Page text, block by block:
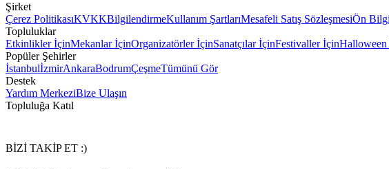
Şirket
Çerez PolitikasıKVKKBilgilendirmeKullanım ŞartlarıMesafeli Satış SözleşmesiÖn
Topluluklar
Etkinlikler İçinMekanlar İçinOrganizatörler İçinSanatçılar İçinFestivaller İçinHalloween
Popüler Şehirler
İstanbulİzmirAnkaraBodrumÇeşmeTümünü Gör
Destek
Yardım MerkeziBize Ulaşın
Topluluğa Katıl
BİZİ TAKİP ET :)